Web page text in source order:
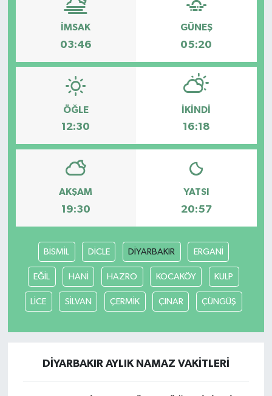
İMSAK
03:46
GÜNEŞ
05:20
ÖĞLE
12:30
İKINDI
16:18
AKŞAM
19:30
YATSI
20:57
BİSMİL DİCLE DİYARBAKIR ERGANİ
EĞİL HANİ HAZRO KOCAKÖY KULP
LİCE SİLVAN ÇERMİK ÇINAR ÇÜNGÜŞ
DİYARBAKIR AYLIK NAMAZ VAKITLERI